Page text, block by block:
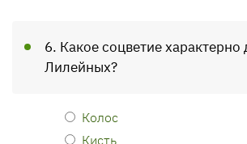
6. Какое соцветие характерно
Лилейных?
Колос
Кисть